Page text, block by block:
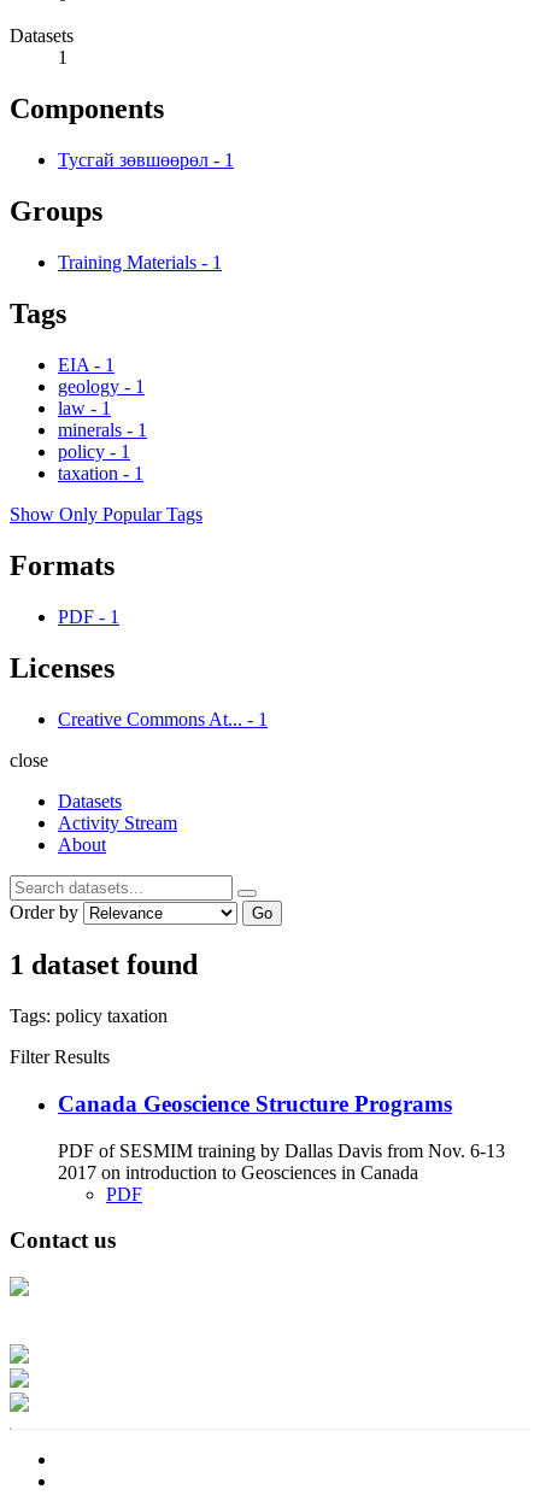
Datasets
1
Components
Тусгай зөвшөөрөл - 1
Groups
Training Materials - 1
Tags
EIA - 1
geology - 1
law - 1
minerals - 1
policy - 1
taxation - 1
Show Only Popular Tags
Formats
PDF - 1
Licenses
Creative Commons At... - 1
close
Datasets
Activity Stream
About
Order by Go
1 dataset found
Tags: policy taxation
Filter Results
Canada Geoscience Structure Programs
PDF of SESMIM training by Dallas Davis from Nov. 6-13
2017 on introduction to Geosciences in Canada
PDF
Contact us